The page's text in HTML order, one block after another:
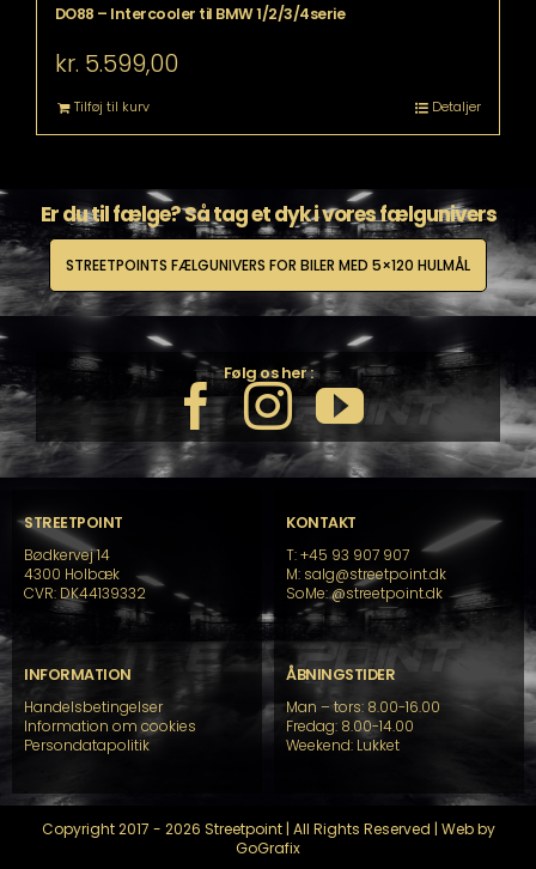
DO88 – Intercooler til BMW 1/2/3/4serie
kr. 5.599,00
Tilføj til kurv Detaljer
Er du til fælge? Så tag et dyk i vores fælgunivers
STREETPOINTS FÆLGUNIVERS FOR BILER MED 5×120 HULMÅL
Følg os her :
STREETPOINT
Bødkervej 14
4300 Holbæk
CVR: DK44139332
KONTAKT
T: +45 93 907 907
M: salg@streetpoint.dk
SoMe:@streetpoint.dk
INFORMATION
Handelsbetingelser
Information om cookies
Persondatapolitik
ÅBNINGSTIDER
Man – tors: 8.00-16.00
Fredag: 8.00-14.00
Weekend: Lukket
Copyright 2017 - 2026 Streetpoint | All Rights Reserved | Web by
GoGrafix